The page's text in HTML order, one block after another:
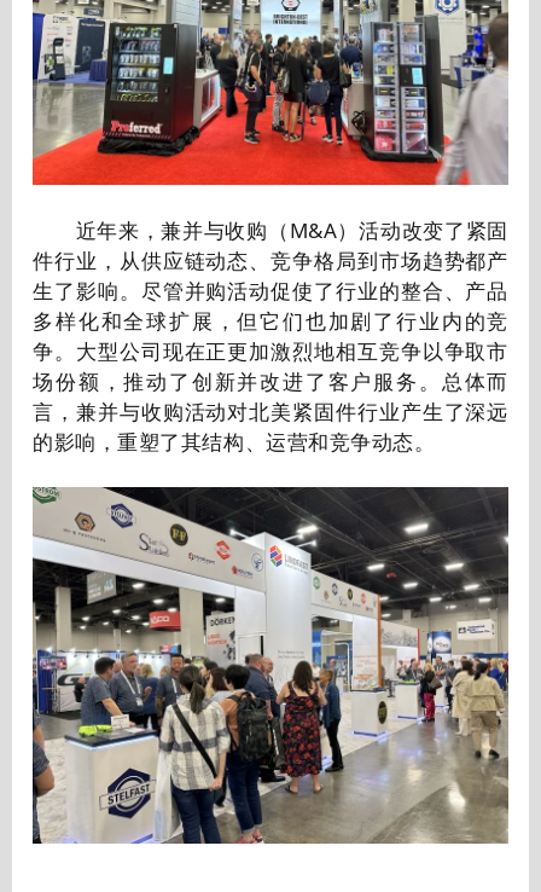
近年来，兼并与收购（M&A）活动改变了紧固
件行业，从供应链动态、竞争格局到市场趋势都产
生了影响。尽管并购活动促使了行业的整合、产品
多样化和全球扩展，但它们也加剧了行业内的竞
争。大型公司现在正更加激烈地相互竞争以争取市
场份额，推动了创新并改进了客户服务。总体而
言，兼并与收购活动对北美紧固件行业产生了深远
的影响，重塑了其结构、运营和竞争动态。